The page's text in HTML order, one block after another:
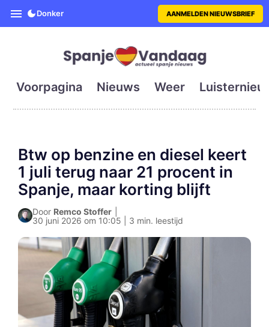
SpanjeVandaag is de eerste
Donker AANMELDEN NIEUWSBRIEF
Voorpagina Nieuws Weer
Btw op benzine en diesel keert
1 juli terug naar 21 procent in
Spanje, maar korting blijft
Door Remco Stoffer
30 juni 2026 om 10:05 | 3 min. leestijd